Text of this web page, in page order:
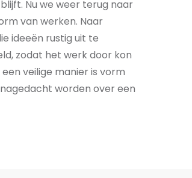
blijft. Nu we weer terug naar
van werken. Naar
ideeën rustig uit te
zodat het werk door kon
veilige manieris vorm
worden overeen